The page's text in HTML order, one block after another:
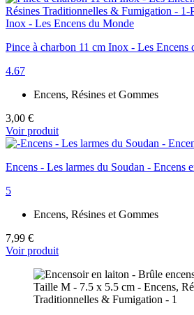
Pince à charbon 11 cm Inox - Les Encens
4.67
Encens, Résines et Gommes
3,00 €
Voir produit
Encens - Les larmes du Soudan - Encens
5
Encens, Résines et Gommes
7,99 €
Voir produit